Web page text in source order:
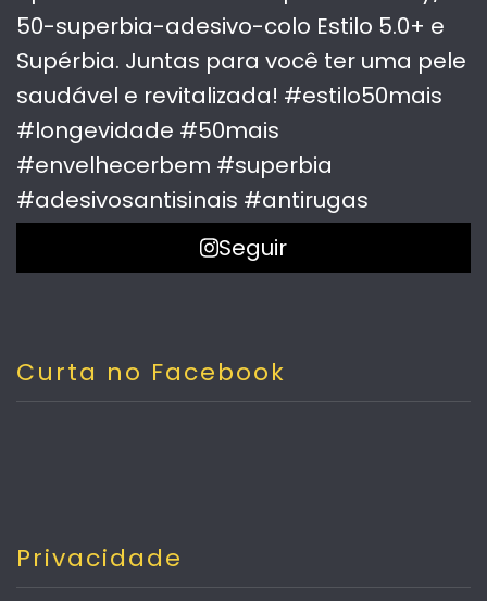
Seguir
Curta no Facebook
Privacidade